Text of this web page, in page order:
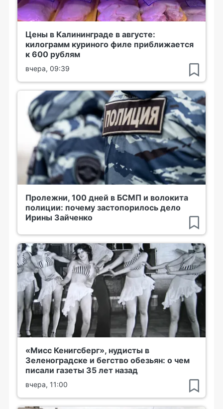
Цены в Калининграде в августе:
килограмм куриного филе приближается
к 600 рублям
вчера, 09:39
Пролежни, 100 дней в БСМП и волокита
полиции: почему застопорилось дело
Ирины Зайченко
«Мисс Кенигсберг», нудисты в
Зеленоградске и бегство обезьян: о чем
писали газеты 35 лет назад
вчера, 11:00